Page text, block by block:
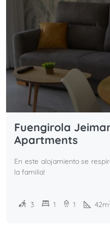
Fuengirola
Apartments
En este alojamiento se
la familia!
3 1 1 42m